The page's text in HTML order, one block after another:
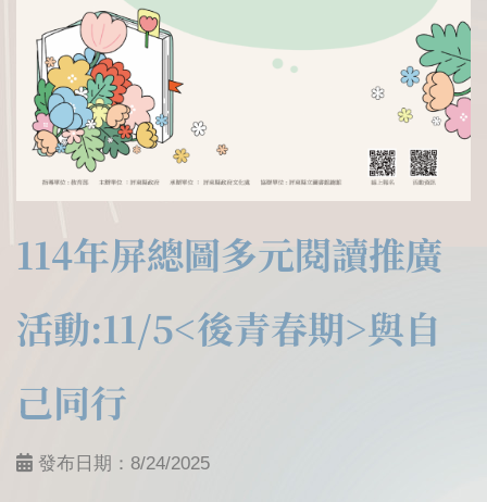
114年屏總圖多元閱讀推廣
活動:11/5<後青春期>與自
己同行
發布日期： 8/24/2025